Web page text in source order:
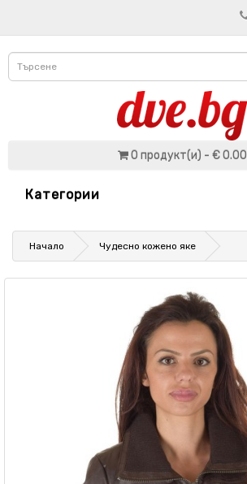
0 продукт(и) - € 0.00
Категории
Начало Чудесно кожено яке